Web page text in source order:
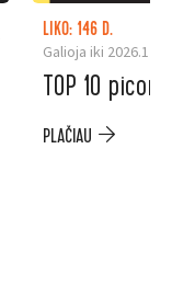
LIKO: 146 D.
Galioja iki
TOP 10
PLAČIAU